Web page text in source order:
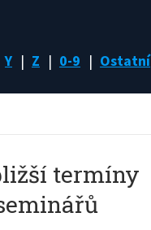
Y Z 0-9 Ostatní
termíny